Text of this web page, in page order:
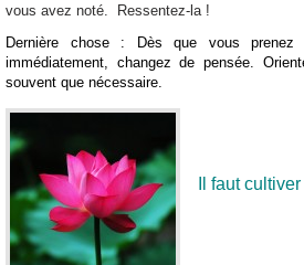
vous avez noté. Ressentez-la !
Dernière chose : Dès que vous prenez
immédiatement, changez de pensée.
souvent que nécessaire.
Il faut